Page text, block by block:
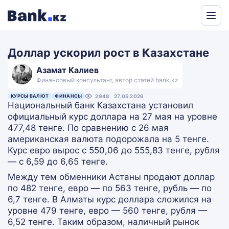
Translate
Доллар ускорил рост в Казахстане
Азамат Калиев
Финансовый консультант, автор статей bank.kz
КУРСЫ ВАЛЮТ ФИНАНСЫ 2948 27.05.2026
Национальный банк Казахстана установил
официальный курс доллара на 27 мая на уровне
477,48 тенге. По сравнению с 26 мая
американская валюта подорожала на 5 тенге.
Курс евро вырос с 550,06 до 555,83 тенге, рубля
— с 6,59 до 6,65 тенге.
Между тем обменники Астаны продают доллар
по 482 тенге, евро — по 563 тенге, рубль — по
6,7 тенге. В Алматы курс доллара сложился на
уровне 479 тенге, евро — 560 тенге, рубля —
6,52 тенге. Таким образом, наличный рынок